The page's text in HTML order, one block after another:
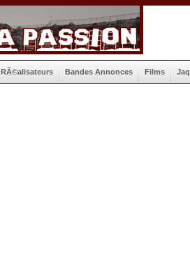
RÃ©alisateurs Bandes Annonces Films